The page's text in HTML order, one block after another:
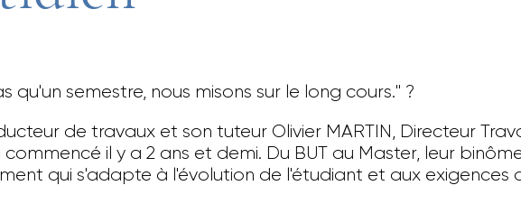
qu'un semestre, nous misons sur le long cours." ?
de travaux et son tuteur Olivier MARTIN, Directeur
il y a 2 ans et demi. Du BUT au Master, leur
qui s'adapte à l'évolution de l'étudiant et aux exigences